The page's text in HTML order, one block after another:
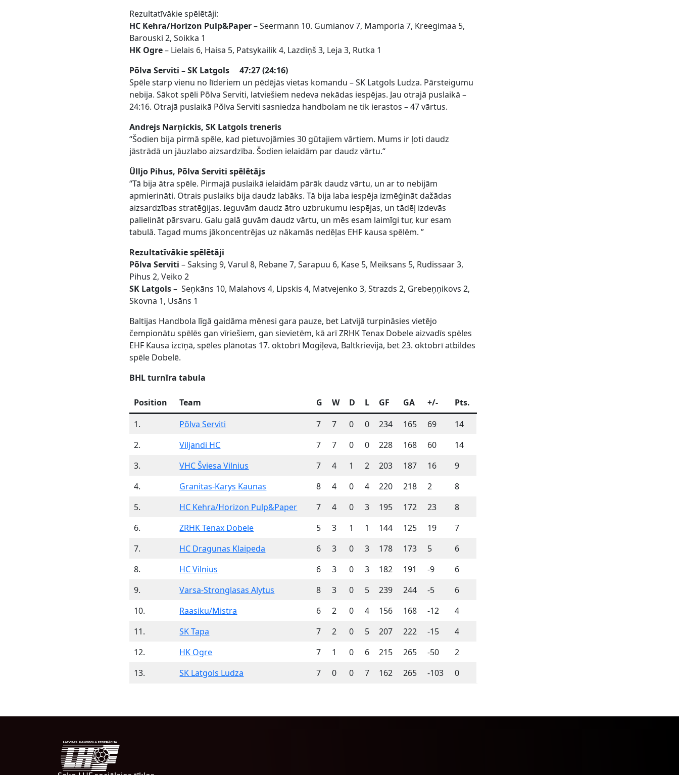
Rezultatīvākie spēlētāji:
HC Kehra/Horizon Pulp&Paper– Seermann 10. Gumianov 7, Mamporia 7, Kreegimaa 5,
Barouski 2, Soikka 1
HK Ogre– Lielais 6, Haisa 5, Patsykailik 4, Lazdiņš 3, Leja 3, Rutka 1
Põlva Serviti– SK Latgols 47:27 (24:16)
Spēle starp vienu no līderiem un pēdējās vietas komandu – SK Latgols Ludza. Pārsteigumu
nebija. Sākot spēli Põlva Serviti, latviešiem nedeva nekādas iespējas. Jau otrajā puslaikā –
24:16. Otrajā puslaikā Põlva Serviti sasniedza handbolam ne tik ierastos – 47 vārtus.
Andrejs Narņickis, SK Latgols treneris
“Šodien bija pirmā spēle, kad pietuvojāmies 30 gūtajiem vārtiem. Mums ir ļoti daudz
jāstrādā un jāuzlabo aizsardzība. Šodien ielaidām par daudz vārtu.“
Ülljo Pihus, Põlva Serviti spēlētājs
“Tā bija ātra spēle. Pirmajā puslaikā ielaidām pārāk daudz vārtu, un ar to nebijām
apmierināti. Otrais puslaiks bija daudz labāks. Tā bija laba iespēja izmēģināt dažādas
aizsardzības stratēģijas. Ieguvām daudz ātro uzbrukumu iespējas, un tādēļ izdevās
palielināt pārsvaru. Galu galā guvām daudz vārtu, un mēs esam laimīgi tur, kur esam
tabulā. Tagad mums jākoncentrējas uz nākamās nedēļas EHF kausa spēlēm. ”
Rezultatīvākie spēlētāji
Põlva Serviti– Saksing 9, Varul 8, Rebane 7, Sarapuu 6, Kase 5, Meiksans 5, Rudissaar 3,
Pihus 2, Veiko 2
SK Latgols – Seņkāns 10, Malahovs 4, Lipskis 4, Matvejenko 3, Strazds 2, Grebeņņikovs 2,
Skovna 1, Usāns 1
Baltijas Handbola līgā gaidāma mēnesi gara pauze, bet Latvijā turpināsies vietējo
čempionātu spēlēs gan vīriešiem, gan sievietēm, kā arī ZRHK Tenax Dobele aizvadīs spēles
EHF Kausa izcīņā, spēles plānotas 17. oktobrī Mogiļevā, Baltkrievijā, bet 23. oktobrī atbildes
spēle Dobelē.
BHL turnīra tabula
Position Team G W D L GF GA +/-
Pts.
1.
Põlva Serviti 7 7 0 0 234 165 69
14
2.
Viljandi HC 7 7 0 0 228 168 60
14
3.
VHC Šviesa Vilnius 7 4 1 2 203 187 16
9
4.
Granitas-Karys Kaunas 8 4 0 4 220 218 2
8
5.
HC Kehra/Horizon Pulp&Paper 7 4 0 3 195 172 23
8
6.
ZRHK Tenax Dobele 5 3 1 1 144 125 19
7
7.
HC Dragunas Klaipeda 6 3 0 3 178 173 5
6
8.
HC Vilnius 6 3 0 3 182 191 -9
6
9.
Varsa-Stronglasas Alytus 8 3 0 5 239 244 -5
6
10.
Raasiku/Mistra 6 2 0 4 156 168 -12
4
11.
SK Tapa 7 2 0 5 207 222 -15
4
12.
HK Ogre 7 1 0 6 215 265 -50
2
13.
SK Latgols Ludza 7 0 0 7 162 265 -103 0